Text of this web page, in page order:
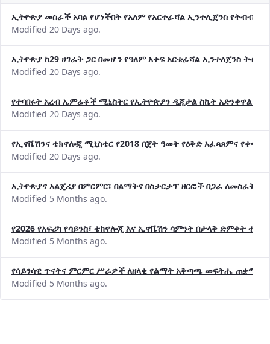
ኢትዮጵያ መስራች አባል የሆነችበት የአለም የአርተፊሻል ኢንተሊጀንስ የትብብር
Modified 20 Days ago.
ኢትዮጵያ ከ29 ሀገራት ጋር በመሆን የዓለም አቀፍ አርቴፊሻል ኢንተለጀንስ
Modified 20 Days ago.
የተባበሩት አረብ ኤምሬቶች ሚኒስትር የኢትዮጵያን ዲጂታል ስኬት አድንቀዋል
Modified 20 Days ago.
የኢኖቬሽንና ቴክኖሎጂ ሚኒስቴር የ2018 በጀት ዓመት የዕቅድ አፈጻጸምና
Modified 20 Days ago.
ኢትዮጵያና አልጄሪያ በምርምር፣ በልማትና በስታርታፕ ዘርፎች በጋራ ለመስራት
Modified 5 Months ago.
የ2026 የአፍሪካ የሳይንስ፣ ቴክኖሎጂ እና ኢኖቬሽን ሳምንት በታላቅ ድምቀት
Modified 5 Months ago.
የሳይንሳዊ ጥናትና ምርምር ሥራዎች ለዘላቂ የልማት አቅጣጫ መፍትሔ ጠቋሚ
Modified 5 Months ago.